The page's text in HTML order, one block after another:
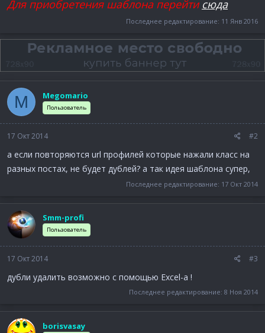
Для приобретения шаблона перейти сюда
Последнее редактирование: 11 Янв 2016
M Megomario
Пользователь
17 Окт 2014 #2
а если повторяются url профилeй которые нажали класс на
разных постах, не будет дублей? а так идея шаблона супер,
Последнее редактирование: 17 Окт 2014
Smm-profi
Пользователь
17 Окт 2014 #3
дубли удалить возможно с помощью Excel-а !
Последнее редактирование: 8 Ноя 2014
borisvasay